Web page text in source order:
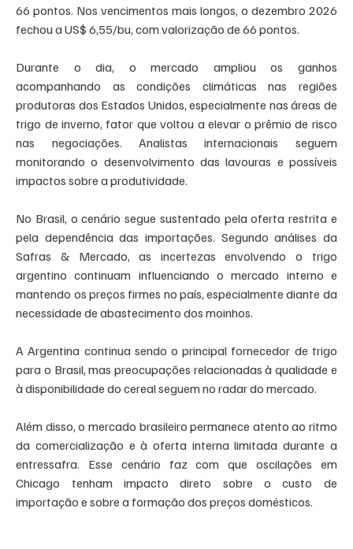
66 pontos. Nos vencimentos mais longos, o dezembro 2026
fechou a US$ 6,55/bu, com valorização de 66 pontos.
Durante o dia, o mercado ampliou os ganhos
acompanhando as condições climáticas nas regiões
produtoras dos Estados Unidos, especialmente nas áreas de
trigo de inverno, fator que voltou a elevar o prêmio de risco
nas negociações. Analistas internacionais seguem
monitorando o desenvolvimento das lavouras e possíveis
impactos sobre a produtividade.
No Brasil, o cenário segue sustentado pela oferta restrita e
pela dependência das importações. Segundo análises da
Safras & Mercado, as incertezas envolvendo o trigo
argentino continuam influenciando o mercado interno e
mantendo os preços firmes no país, especialmente diante da
necessidade de abastecimento dos moinhos.
A Argentina continua sendo o principal fornecedor de trigo
para o Brasil, mas preocupações relacionadas à qualidade e
à disponibilidade do cereal seguem no radar do mercado.
Além disso, o mercado brasileiro permanece atento ao ritmo
da comercialização e à oferta interna limitada durante a
entressafra. Esse cenário faz com que oscilações em
Chicago tenham impacto direto sobre o custo de
importação e sobre a formação dos preços domésticos.